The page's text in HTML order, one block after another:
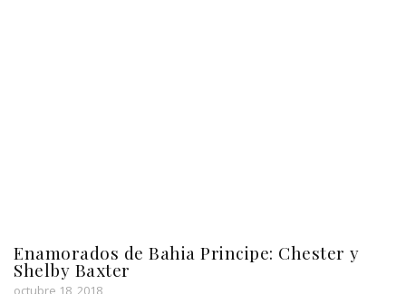
Enamorados de Bahia Principe: Chester y
Shelby Baxter
octubre 18, 2018